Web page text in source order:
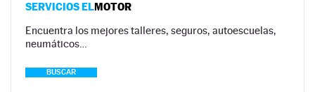
SERVICIOS ELMOTOR
Encuentra los mejores talleres, seguros, autoescuelas,
neumáticos…
BUSCAR